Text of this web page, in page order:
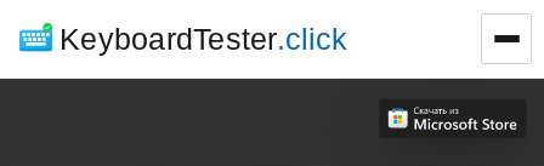
KeyboardTester.click